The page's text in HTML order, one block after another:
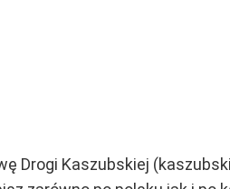
Drogi Kaszubskiej